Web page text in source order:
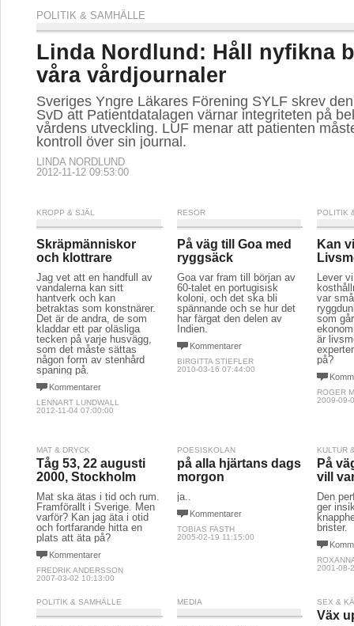
POLITIK & SAMHÄLLE
Linda Nordlund: Håll nyfikna
våra vårdjournaler
Sveriges Yngre Läkares Förening SYLF skrev
SvD att Patientdatalagen värnar integriteten på
vårdens utveckling. LUF menar att patienten
kontroll över sin journal.
LINDA NORDLUND
2012-11-12 09:53:00
KROPP & SJÄL
Skräpmänniskor
och klottrare
Jag vet att en handfull av
vandalerna kan sitt
hantverk och kan
betraktas som konstnärer.
Det är de andra, de som
kladdar ett par oläsliga
tecken på varje husvägg,
som det måste sättas
någon form av stenhård
spaning på.
Kommentarer
LENNART LUNDWALL
2012-11-04 07:00:00
RESOR
På väg till Goa med
ryggsäck
Goa var fram till början av
60-talet en portugisisk
koloni, och det ska bli
spännande och se hur det
har färgat den delen av
Indien.
Kommentarer
BIRGITTA STIEFLER
2010-03-16 07:44:00
POLITIK
Kan
Lever
var
som
är
på?
ROGER
2009-09-
MAT & DRYCK
Tåg 53, 22 augusti
2000, Stockholm
Mat ska ätas i tid och rum.
Framförallt i Sverige. Men
varför? Kan jag äta i otid
och fortfarande hitta en
plats att äta på?
Kommentarer
FREDRIK ANDERSSON
2007-03-02 10:13:00
POESISKOLAN
på alla hjärtans dags
morgon
ja..
Kommentarer
TOBIAS FASTH
2005-02-19 11:15:00
KULTUR
På
vill
Den
ger
brister.
2001-08-
POLITIK & SAMHÄLLE MEDIA SEX &
Väx